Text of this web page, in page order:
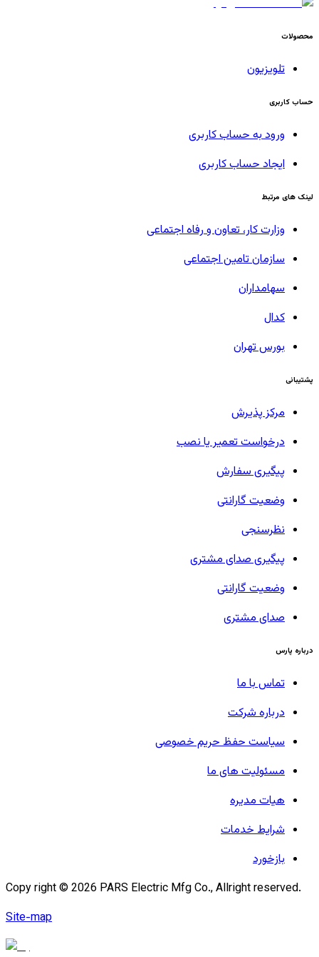
محصولات
تلویزیون
حساب کاربری
ورود به حساب کاربری
ایجاد حساب کاربری
لینک های مرتبط
وزارت کار، تعاون و رفاه اجتماعی
سازمان تامین اجتماعی
سهامداران
کدال
بورس تهران
پشتیبانی
مرکز پذیرش
درخواست تعمیر یا نصب
پیگیری سفارش
وضعیت گارانتی
نظرسنجی
پیگیری صدای مشتری
وضعیت گارانتی
صدای مشتری
درباره پارس
تماس با ما
درباره شرکت
سیاست حفظ حریم خصوصی
مسئولیت های ما
هیات مدیره
شرایط خدمات
بازخورد
Copy right © 2026 PARS Electric Mfg Co., Allright reserved.
Site-map